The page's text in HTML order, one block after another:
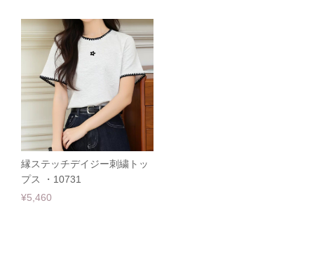
縁ステッチデイジー刺繍トッ
プス ・10731
¥5,460